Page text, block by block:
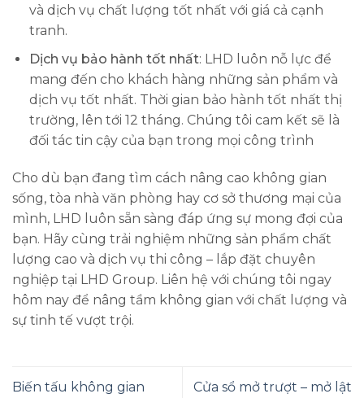
và dịch vụ chất lượng tốt nhất với giá cả cạnh
tranh.
Dịch vụ bảo hành tốt nhất: LHD luôn nỗ lực để
mang đến cho khách hàng những sản phẩm và
dịch vụ tốt nhất. Thời gian bảo hành tốt nhất thị
trường, lên tới 12 tháng. Chúng tôi cam kết sẽ là
đối tác tin cậy của bạn trong mọi công trình
Cho dù bạn đang tìm cách nâng cao không gian
sống, tòa nhà văn phòng hay cơ sở thương mại của
mình, LHD luôn sẵn sàng đáp ứng sự mong đợi của
bạn. Hãy cùng trải nghiệm những sản phẩm chất
lượng cao và dịch vụ thi công – lắp đặt chuyên
nghiệp tại LHD Group. Liên hệ với chúng tôi ngay
hôm nay để nâng tầm không gian với chất lượng và
sự tinh tế vượt trội.
Biến tấu không gian
Cửa sổ mở trượt – mở lật